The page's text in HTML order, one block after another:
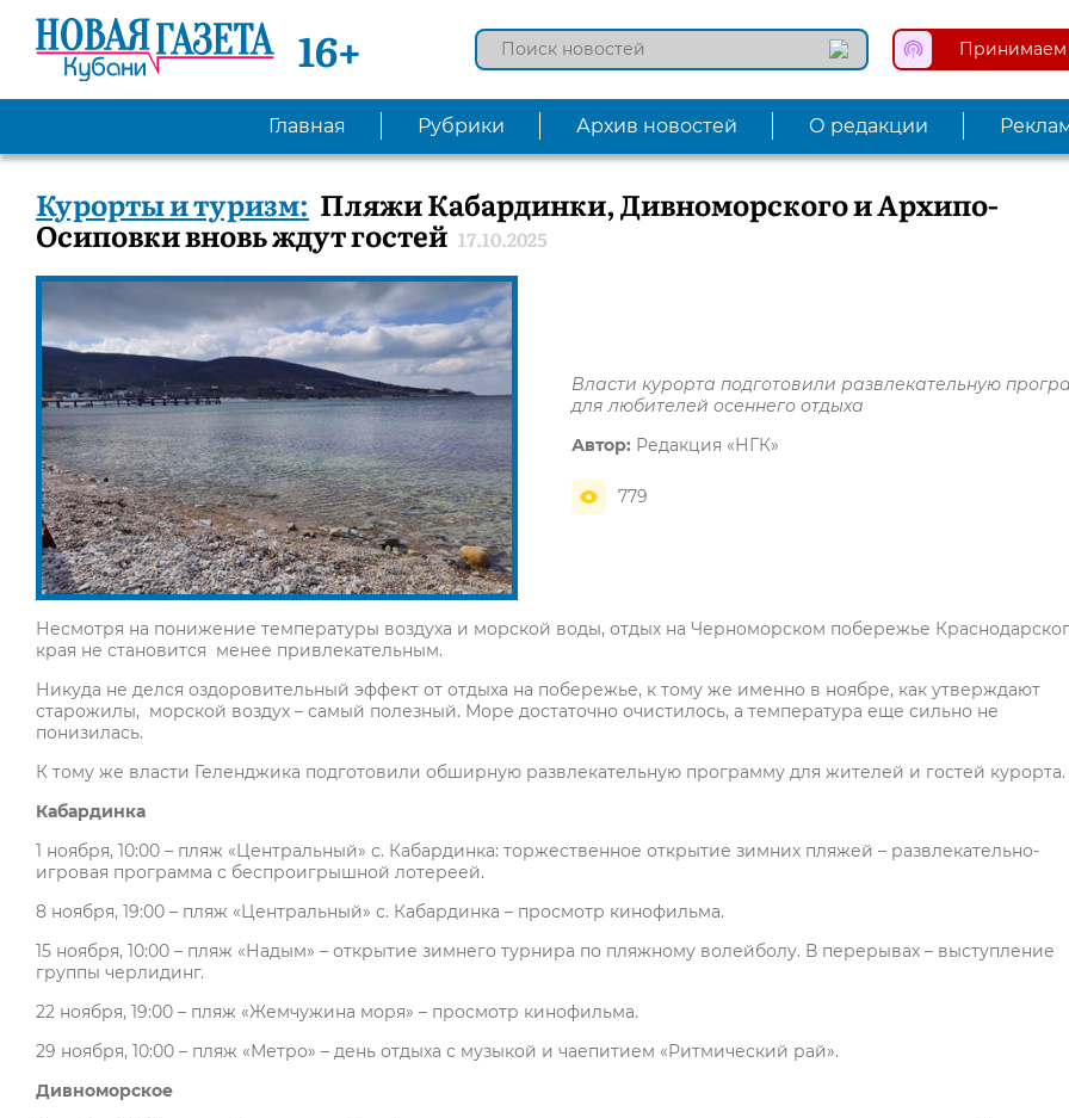
16+ Принимаем
Главная Рубрики Архив новостей О редакции
Курорты и туризм: Пляжи Кабардинки, Дивноморского и Архипо-
Осиповки вновь ждут гостей 17.10.2025
Власти курорта подготовили развлекательную
для любителей осеннего отдыха
Автор: Редакция «НГК»
779
Несмотря на понижение температуры воздуха и морской воды, отдых на Черноморском побережье
края не становится менее привлекательным.
Никуда не делся оздоровительный эффект от отдыха на побережье, к тому же именно в ноябре, как утверждают
старожилы, морской воздух – самый полезный. Море достаточно очистилось, а температура еще сильно не
понизилась.
К тому же власти Геленджика подготовили обширную развлекательную программу для жителей и гостей курорта.
Кабардинка
1 ноября, 10:00 – пляж «Центральный» с. Кабардинка: торжественное открытие зимних пляжей – развлекательно-
игровая программа с беспроигрышной лотереей.
8 ноября, 19:00 – пляж «Центральный» с. Кабардинка – просмотр кинофильма.
15 ноября, 10:00 – пляж «Надым» – открытие зимнего турнира по пляжному волейболу. В перерывах – выступление
группы черлидинг.
22 ноября, 19:00 – пляж «Жемчужина моря» – просмотр кинофильма.
29 ноября, 10:00 – пляж «Метро» – день отдыха с музыкой и чаепитием «Ритмический рай».
Дивноморское